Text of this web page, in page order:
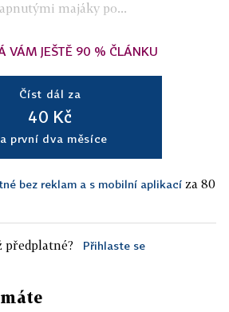
majáky po...
VÁM JEŠTĚ 90 % ČLÁNKU
Číst dál za
40 Kč
první dva měsíce
bez reklam a s mobilní aplikací za 80
předplatné? Přihlaste se